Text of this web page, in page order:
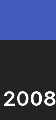
2008